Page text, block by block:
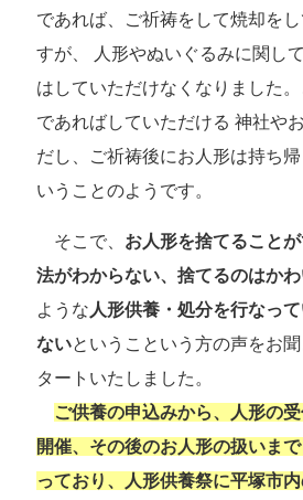
であれば、ご祈祷をして焼却を
すが、 人形やぬいぐるみに関し
はしていただけなくなりました
であればしていただける 神社や
だし、ご祈祷後にお人形は持ち
いうことのようです。
そこで、 お人形を捨てること
法がわからない、捨てるのはかわ
ような 人形供養・処分を行なっ
ないというこという方の声をお
タートいたしました。
ご供養の申込みから、人形の
開催、その後のお人形の扱いま
っており、人形供養祭に平塚市